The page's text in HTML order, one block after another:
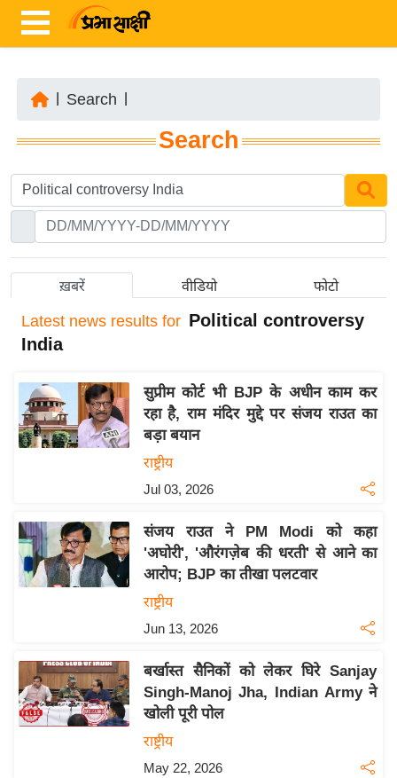
ज़ा
ख
र
ष्ट्री
अं
त
ष्ट्री
य
बि
उ
द्यो
ग
त
वि
शे
ष
Search
Search
ख़बरें वीडियो फोटो
Latest news results for Political controversy
India
सुप्रीम कोर्ट भी BJP के अधीन काम कर
रहा है, राम मंदिर मुद्दे पर संजय राउत का
बड़ा बयान
राष्ट्रीय
Jul 03, 2026
संजय राउत ने PM Modi को कहा
'अघोरी', 'औरंगज़ेब की धरती' से आने का
आरोप; BJP का तीखा पलटवार
राष्ट्रीय
Jun 13, 2026
बर्खास्त सैनिकों को लेकर घिरे Sanjay
Singh-Manoj Jha, Indian Army ने
खोली पूरी पोल
राष्ट्रीय
May 22, 2026